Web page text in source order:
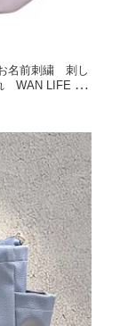
名前刺繍 刺し
WAN LIFE wa
組ええじゃな